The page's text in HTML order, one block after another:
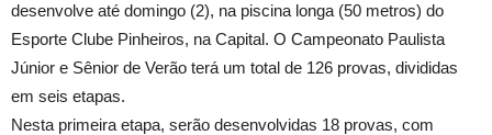
desenvolve até domingo (2), na piscina longa (50 metros) do
Esporte Clube Pinheiros, na Capital. O Campeonato Paulista
Júnior e Sênior de Verão terá um total de 126 provas, divididas
em seis etapas.
Nesta primeira etapa, serão desenvolvidas 18 provas, com